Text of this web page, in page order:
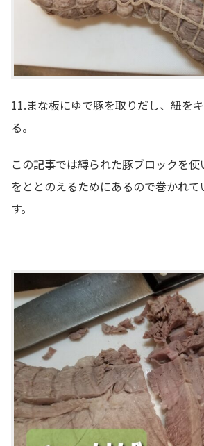
11.まな板にゆで豚を取りだし、紐を
る。
この記事では縛られた豚ブロックを
をととのえるためにあるので巻かれて
す。